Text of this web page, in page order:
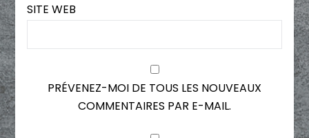
SITE WEB
PRÉVENEZ-MOI DE TOUS LES NOUVEAUX
COMMENTAIRES PAR E-MAIL.